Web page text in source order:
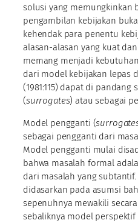
solusi yang memungkinkan
pengambilan kebijakan
kehendak para penentu
alasan-alasan yang kuat
memang menjadi
dari model kebijakan lepas
(1981:115) dapat di pandang
(surrogates) atau sebagai
Model pengganti (
sebagai pengganti dari
Model pengganti mulai
bahwa masalah formal
dari masalah yang
didasarkan pada asumsi
sepenuhnya mewakili
sebaliknya model